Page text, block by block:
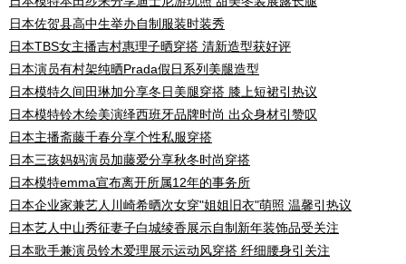
日本佐贺县高中生举办自制服装时装秀
日本TBS女主播吉村惠理子晒穿搭 清新造型获好评
日本演员有村架纯晒Prada假日系列美腿造型
日本模特久间田琳加分享冬日美腿穿搭 膝上短裙引热议
日本模特铃木绘美演绎西班牙品牌时尚 出众身材引赞叹
日本主播斋藤千春分享个性私服穿搭
日本三孩妈妈演员加藤爱分享秋冬时尚穿搭
日本模特emma宣布离开所属12年的事务所
日本企业家兼艺人川崎希晒次女穿"姐姐旧衣"萌照 温馨引热议
日本艺人中山秀征妻子白城绫香展示自制新年装饰品受关注
日本歌手兼演员铃木爱理展示运动风穿搭 纤细腰身引关注